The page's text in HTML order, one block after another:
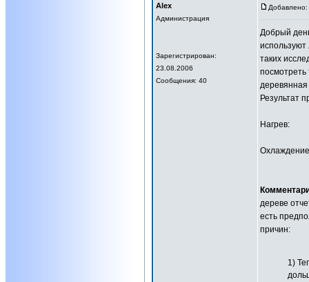
Alex
Администрация
Зарегистрирован:
23.08.2006
Сообщения: 40
Добрый
таких
посмотреть
Результат
Нагрев:
дереве
есть
причин:
1)